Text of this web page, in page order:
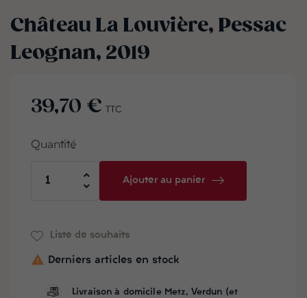
Château La Louvière, Pessac
Leognan, 2019
39,70 € TTC
Quantité
Ajouter au panier
Liste de souhaits
 Derniers articles en stock
Livraison à domicile Metz, Verdun (et